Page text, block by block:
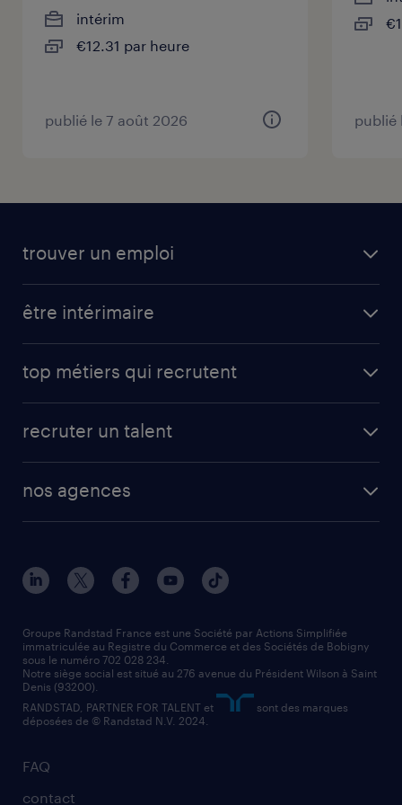
intérim
€12.31 par heure
publié le 7 août 2026 publié
trouver un emploi
être intérimaire
top métiers qui recrutent
recruter un talent
nos agences
FAQ
contact
Groupe Randstad France est une Société par Actions Simplifiée
immatriculée au Registre du Commerce et des Sociétés de Bobigny
sous le numéro 702 028 234.
Notre siège social est situé au 276 avenue du Président Wilson à Saint
Denis (93200).
RANDSTAD, PARTNER FOR TALENT et
sont des marques
déposées de © Randstad N.V. 2024.